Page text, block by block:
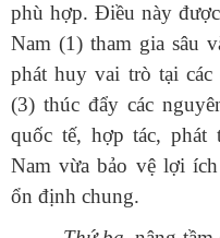
phù hợp. Điều này
Nam (1) tham gia sâu
phát huy vai trò tại
(3) thúc đẩy các
quốc tế, hợp tác,
Nam vừa bảo vệ lợi
ổn định chung.